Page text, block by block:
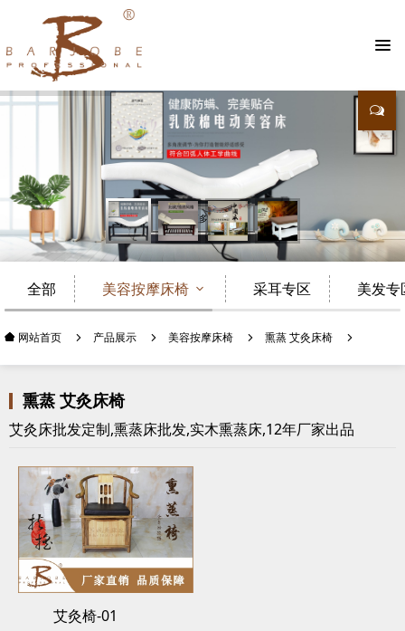
查看更多
全部 美容按摩床椅 采耳专区 美发
网站首页 产品展示 美容按摩床椅 熏蒸 艾灸床椅
熏蒸 艾灸床椅
艾灸床批发定制,熏蒸床批发,实木熏蒸床,12年厂家出品
艾灸椅-01